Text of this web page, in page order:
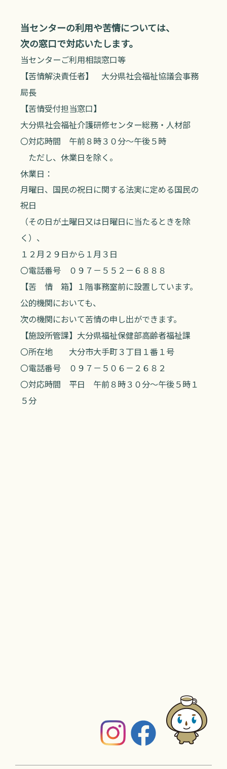
当センターの利用や苦情については、
次の窓口で対応いたします。
当センターご利用相談窓口等
【苦情解決責任者】 大分県社会福祉協議会事務
局長
【苦情受付担当窓口】
大分県社会福祉介護研修センター総務・人材部
〇対応時間 午前８時３０分～午後５時
ただし、休業日を除く。
休業日：
月曜日、国民の祝日に関する法実に定める国民の
祝日
（その日が土曜日又は日曜日に当たるときを除
く）、
１２月２９日から１月３日
〇電話番号 ０９７－５５２－６８８８
【苦 情 箱】１階事務室前に設置しています。
公的機関においても、
次の機関において苦情の申し出ができます。
【施設所管課】大分県福祉保健部高齢者福祉課
〇所在地 大分市大手町３丁目１番１号
〇電話番号 ０９７－５０６－２６８２
〇対応時間 平日 午前８時３０分～午後５時１
５分